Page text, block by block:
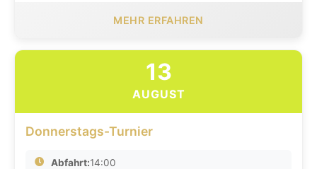
MEHR ERFAHREN
13
AUGUST
Donnerstags-Turnier
Abfahrt:14:00